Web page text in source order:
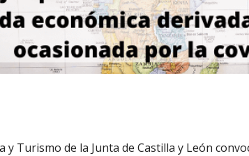
y Turismo de la Junta de Castilla y León